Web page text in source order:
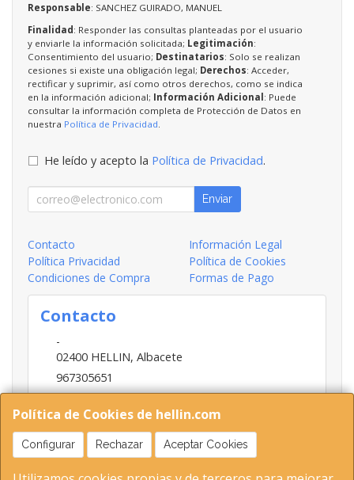
Política de Cookies de hellin.com
Configurar Rechazar Aceptar Cookies
Responsable: SANCHEZ GUIRADO, MANUEL
Finalidad : Responder las consultas planteadas por el usuario
y enviarle la información solicitada; Legitimación:
Consentimiento del usuario; Destinatarios: Solo se realizan
cesiones si existe una obligación legal; Derechos: Acceder,
rectificar y suprimir, así como otros derechos, como se indica
en la información adicional; Información Adicional : Puede
consultar la información completa de Protección de Datos en
nuestra Política de Privacidad
He leído y acepto la Política de Privacidad.
Enviar
Contacto
Información Legal
Política Privacidad
Política de Cookies
Condiciones de Compra
Formas de Pago
Contacto
-
02400 HELLIN, Albacete
967305651
INFO@HELLIN.COM
Horario